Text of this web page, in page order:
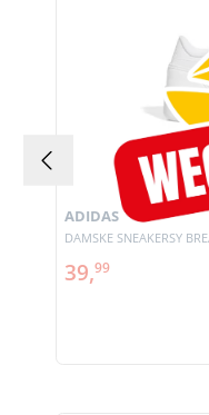
DAMSKE SNEAKERSY
ADIDAS
39,99